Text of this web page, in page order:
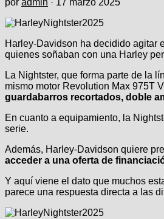
Harley-Davidson ha decidido agitar
quienes soñaban con una Harley
La Nightster, que forma parte de la
mismo motor Revolution Max 975T
guardabarros recortados, doble
En cuanto a equipamiento, la
serie.
Además, Harley-Davidson quiere
acceder a una oferta de
Y aquí viene el dato que muchos
parece una respuesta directa a las